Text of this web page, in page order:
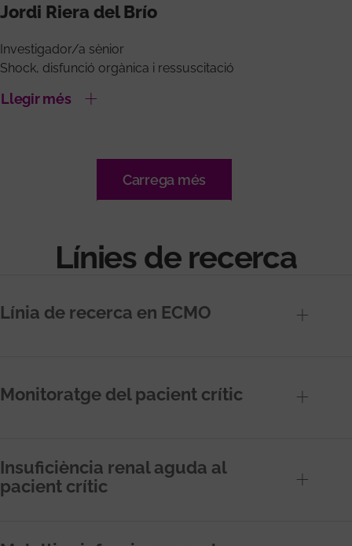
Jordi Riera del Brío
Investigador/a sènior
Shock, disfunció orgànica i ressuscitació
Llegir més
Carrega més
Línies de recerca
Línia de recerca en ECMO
Monitoratge del pacient crític
Insuficiència renal aguda al
pacient crític